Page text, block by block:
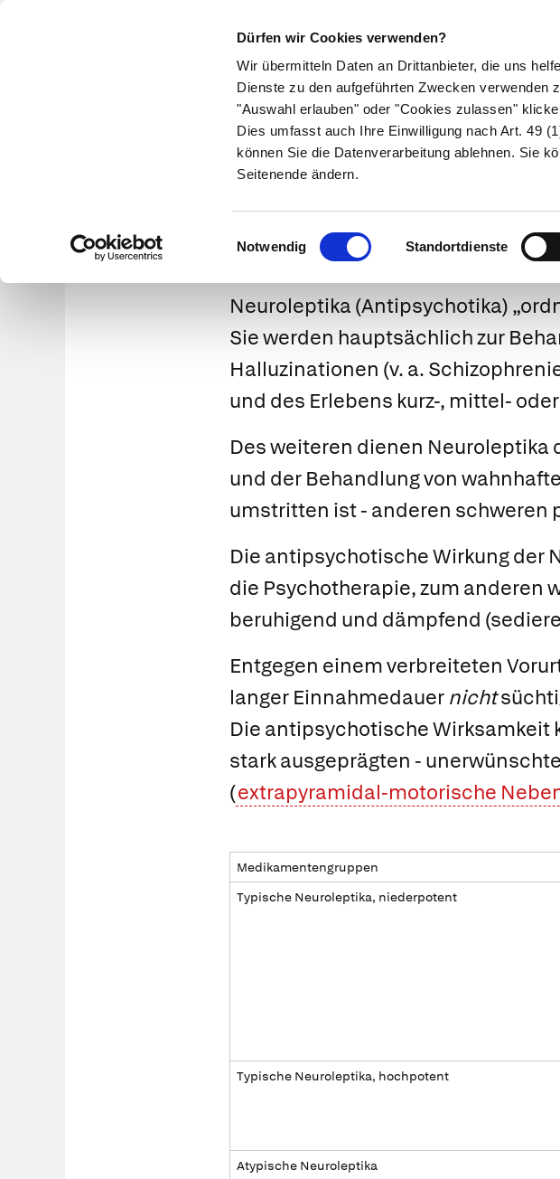
Dürfen wir Cookies verwenden?
Wir übermitteln Daten an Drittanbieter, die uns
Dienste zu den aufgeführten Zwecken verwenden
"Auswahl erlauben" oder "Cookies zulassen"
Dies umfasst auch Ihre Einwilligung nach Art. 49
können Sie die Datenverarbeitung ablehnen. Sie
Seitenende ändern.
Einwilligungsauswahl
Notwendig Standortdienste
Symptome Therapie Medikamente
Neuroleptika (Antipsychotika)
Sie werden hauptsächlich zur
Halluzinationen (v. a.
und des Erlebens kurz-, mittel-
Des weiteren dienen Neuroleptika
und der Behandlung von
umstritten ist - anderen schweren
Die antipsychotische Wirkung der
die Psychotherapie, zum anderen
beruhigend und dämpfend
Entgegen einem verbreiteten
langer Einnahmedauer nicht
Die antipsychotische Wirksamkeit
stark ausgeprägten -
(extrapyramidal-motorische
Medikamentengruppen
Typische Neuroleptika, niederpotent
Typische Neuroleptika, hochpotent
Atypische Neuroleptika